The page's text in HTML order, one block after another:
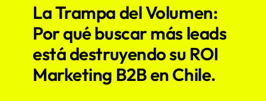
La Trampa del Volumen:
Por qué buscar más leads
está destruyendo su ROI
Marketing B2B en Chile.